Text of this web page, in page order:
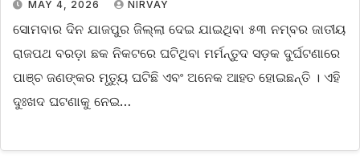
MAY 4, 2026 NIRVAY
ସୋମବାର ଦିନ ଯାଜପୁର ଜିଲ୍ଲା ଦେଇ ଯାଇଥିବା ୫୩ ନମ୍ବର ଜାତୀୟ
ରାଜପଥ ବରଡ଼ା ଛକ ନିକଟରେ ଘଟିଥିବା ମର୍ମନ୍ତୁଦ ସଡ଼କ ଦୁର୍ଘଟଣାରେ
ପାଞ୍ଚ ଜଣଙ୍କର ମୃତ୍ୟୁ ଘଟିଛି ଏବଂ ଅନେକ ଆହତ ହୋଇଛନ୍ତି । ଏହି
ଦୁଃଖଦ ଘଟଣାକୁ ନେଇ…